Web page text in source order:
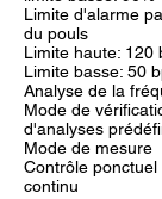
Limite d'alarme
du pouls
Limite haute: 120
Limite basse: 50
Analyse de la
Mode de
d'analyses
Mode de mesure
Contrôle
continu